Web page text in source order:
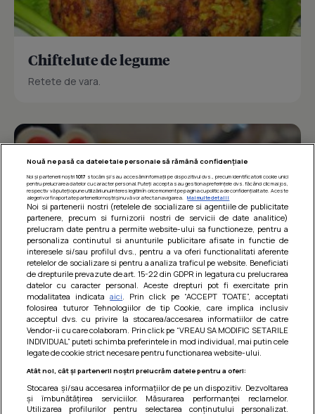
Chiftelute de legume
Retete de vara.
Barcute din vinete cu arpagic rosu
Un deliciu usor de preparat!
Nouă ne pasă ca datele tale personale să rămână confidențiale
Noi și partenerii noștri 1017 stocăm și/sau accesăm informații pe dispozitivul dvs., precum identificatorii cookie unici
pentru prelucrarea datelor cu caracter personal. Puteți accepta sau gestiona preferințele dvs. făcând clic mai jos,
respectiv vă puteți opune utilizării unui interes legitim în orice moment pe pagina cu politica de confidențialitate. Aceste
alegeri vor fi raportate partenerilor noștri și nu vă vor afecta navigarea.
Mai multe detalii
Noi si partenerii nostri (retelele de socializare si agentiile de publicitate
partenere, precum si furnizorii nostri de servicii de date analitice)
prelucram date pentru a permite website-ului sa functioneze, pentru a
personaliza continutul si anunturile publicitare afisate in functie de
interesele si/sau profilul dvs., pentru a va oferi functionalitati aferente
retelelor de socializare si pentru a analiza traficul pe website. Beneficiati
de drepturile prevazute de art. 15-22 din GDPR in legatura cu prelucrarea
datelor cu caracter personal. Aceste drepturi pot fi exercitate prin
modalitatea indicataaici . Prin click pe “ACCEPT TOATE”, acceptati
folosirea tuturor Tehnologiilor de tip Cookie, care implica inclusiv
acceptul dvs. cu privire la stocarea/accesarea informatiilor de catre
Vendor-ii cu care colaboram. Prin click pe “VREAU SA MODIFIC SETARILE
INDIVIDUAL” puteti schimba preferintele in mod individual, mai putin cele
legate de cookie strict necesare pentru functionarea website-ului.
Atât noi, cât și partenerii noștri prelucrăm datele pentru a oferi:
Stocarea și/sau accesarea informațiilor de pe un dispozitiv. Dezvoltarea
și îmbunătățirea serviciilor. Măsurarea performanței reclamelor.
Utilizarea profilurilor pentru selectarea conținutului personalizat.